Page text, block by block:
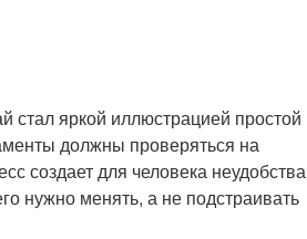
стал яркой иллюстрацией простой
должны проверяться на
создает для человека неудобства
нужно менять, а не подстраивать